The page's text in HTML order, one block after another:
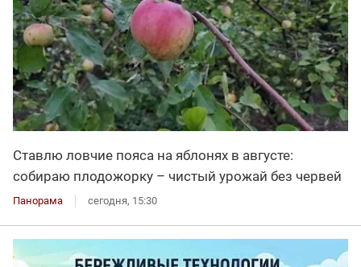
Ставлю ловчие пояса на яблонях в августе:
собираю плодожорку – чистый урожай без червей
Панорама сегодня, 15:30